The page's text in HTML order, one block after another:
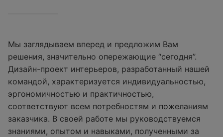
Мы заглядываем вперед и предложим Вам
решения, значительно опережающие “сегодня”.
Дизайн-проект интерьеров, разработанный нашей
командой, характеризуется индивидуальностью,
эргономичностью и практичностью,
соответствуют всем потребностям и пожеланиям
заказчика. В своей работе мы руководствуемся
знаниями, опытом и навыками, полученными за